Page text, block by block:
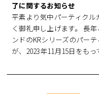
了に関するお知らせ
平素より気中パーティク
く御礼申し上げます。 長
ンドのKRシリーズのパー
が、2023年11月15日をも